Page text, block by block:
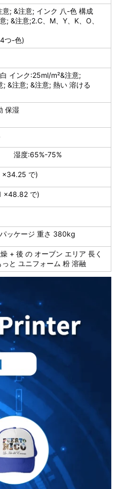
; &注意; インク 八-色 構成
; &注意;2.C、M、Y、K、O、
つ-色)
インク:25ml/m²&注意;
; &注意; &注意; 熱い 溶ける
保湿
湿度:65%-75%
で)
x48.82 で)
パッケージ 重さ 380kg
+ 後 の オーブン エリア 長く
と ユニフォーム 粉 溶融